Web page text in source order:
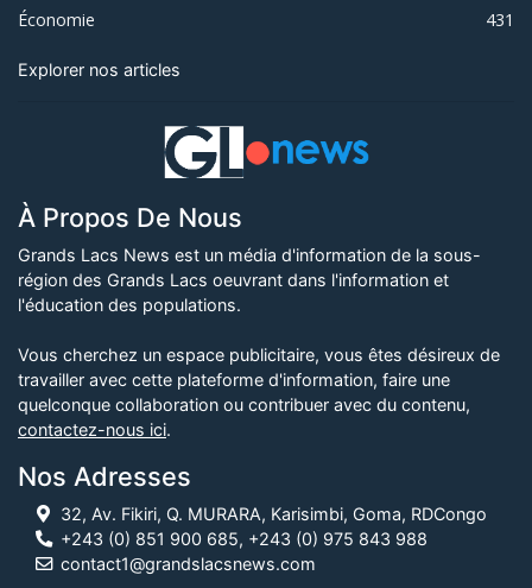
Économie
431
Explorer nos articles
À Propos De Nous
Grands Lacs News est un média d'information de la sous-
région des Grands Lacs oeuvrant dans l'information et
l'éducation des populations.
Vous cherchez un espace publicitaire, vous êtes désireux de
travailler avec cette plateforme d'information, faire une
quelconque collaboration ou contribuer avec du contenu,
contactez-nous ici.
Nos Adresses
32, Av. Fikiri, Q. MURARA, Karisimbi, Goma, RDCongo
+243 (0) 851 900 685, +243 (0) 975 843 988
contact1@grandslacsnews.com